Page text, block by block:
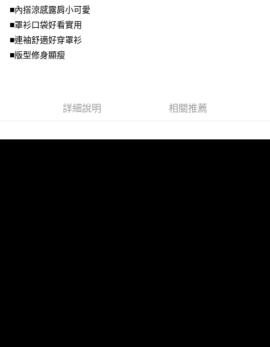
易，需依本服務之必要範圍內提供個人資料，並將交易相關給付款項請求債
權轉讓予恩沛科技股份有限公司。
２．關於個人資料處理事宜，請瀏覽以下網址：
https://aftee.tw/terms/#terms3
３．未成年的使用者請事先徵得法定代理人或監護人之同意方可使用
請求用戶進行身份認證。
■內搭涼感露肩小可愛
■罩衫口袋好看實用
■連袖舒適好穿罩衫
■版型修身顯瘦
詳細說明 相關推薦